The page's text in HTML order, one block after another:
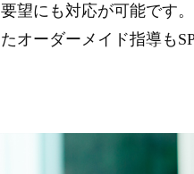
要望にも対応が可能です
たオーダーメイド指導も